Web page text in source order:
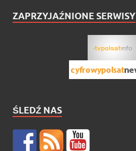
ZAPRZYJAŹNIONE SERWISY
ŚLEDŹ NAS